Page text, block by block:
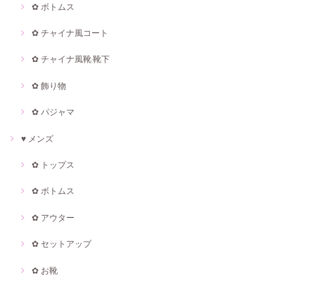
✿ ボトムス
✿ チャイナ風コート
✿ チャイナ風靴·靴下
✿ 飾り物
✿ パジャマ
♥ メンズ
✿ トップス
✿ ボトムス
✿ アウター
✿ セットアップ
✿ お靴